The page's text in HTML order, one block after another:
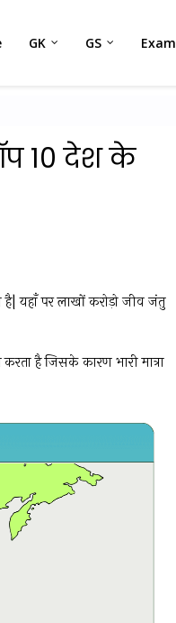
GK GS Exam
10 देश के
है| यहाँ पर लाखों करोड़ो जीव जंतु
है जिसके कारण भारी मात्रा